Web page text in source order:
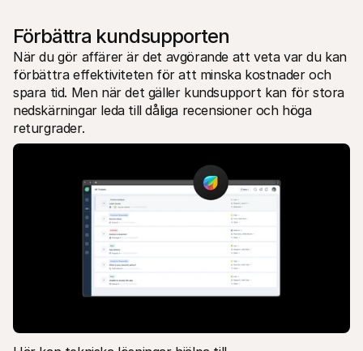
Förbättra kundsupporten
När du gör affärer är det avgörande att veta var du kan
förbättra effektiviteten för att minska kostnader och
spara tid. Men när det gäller kundsupport kan för stora
nedskärningar leda till dåliga recensioner och höga
returgrader.